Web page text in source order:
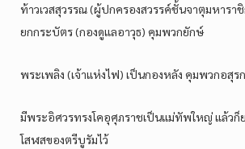
ท้าวเวสสุวรรณ (ผู้ปกครองสวรรค์ชั้นจาตุมหารา
ยกกระบัตร (กองดูแลอาวุธ) คุมพวกยักษ์
พระเพลิง (เจ้าแห่งไฟ) เป็นกองหลัง คุมพวกอสุร
มีพระอิศวรทรงโคอุศุภราชเป็นแม่ทัพใหญ่ แล้วก็
โสฬสของตรีบูรัมไว้